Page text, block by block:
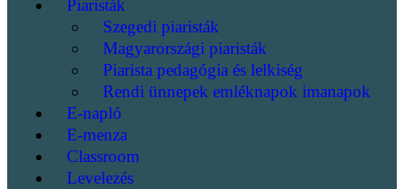
Piaristák
Szegedi piaristák
Magyarországi piaristák
Piarista pedagógia és lelkiség
Rendi ünnepek emléknapok imanapok
E-napló
E-menza
Classroom
Levelezés